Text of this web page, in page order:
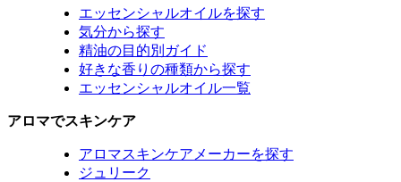
エッセンシャルオイルを探す
気分から探す
精油の目的別ガイド
好きな香りの種類から探す
エッセンシャルオイル一覧
アロマでスキンケア
アロマスキンケアメーカーを探す
ジュリーク